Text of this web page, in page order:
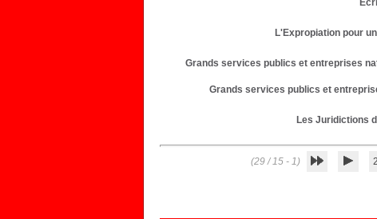
L'Expropiation pour
Grands services publics et entreprises
Grands services publics et
Les Juridictions
2
(1 - 15 / 29)